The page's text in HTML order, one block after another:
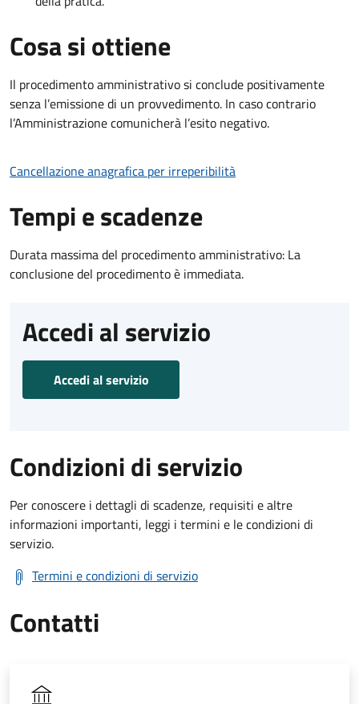
Cosa si ottiene
Il procedimento amministrativo si conclude positivamente
senza l’emissione di un provvedimento. In caso contrario
l’Amministrazione comunicherà l’esito negativo.
Cancellazione anagrafica per irreperibilità
Tempi e scadenze
Durata massima del procedimento amministrativo: La
conclusione del procedimento è immediata.
Accedi al servizio
Accedi al servizio
Condizioni di servizio
Per conoscere i dettagli di scadenze, requisiti e altre
informazioni importanti, leggi i termini e le condizioni di
servizio.
Termini e condizioni di servizio
Contatti